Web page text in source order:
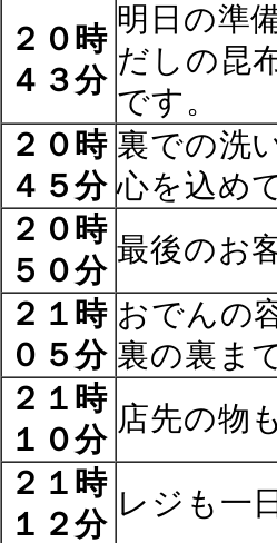
２０時
４３分
明日の準備
だしの昆
です。
２０時
４５分
裏での洗
心を込め
２０時
５０分
最後のお
２１時
０５分
おでんの
裏の裏ま
２１時
１０分
店先の物
２１時
１２分
レジも一